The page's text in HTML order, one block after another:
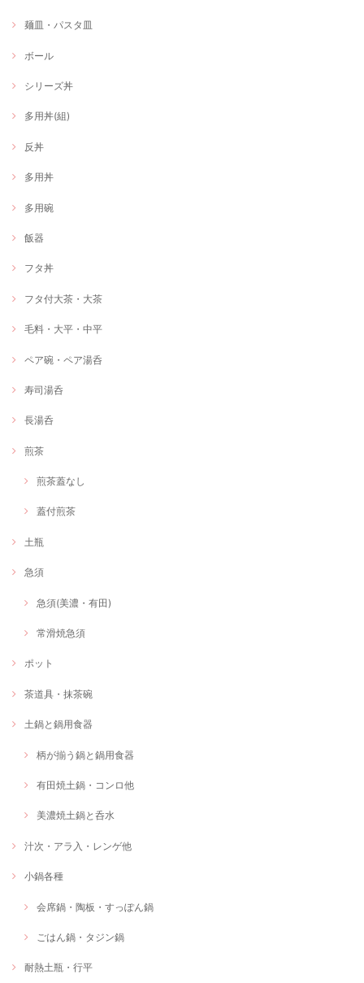
麺皿・パスタ皿
ボール
シリーズ丼
多用丼(組)
反丼
多用丼
多用碗
飯器
フタ丼
フタ付大茶・大茶
毛料・大平・中平
ペア碗・ペア湯呑
寿司湯呑
長湯呑
煎茶
煎茶蓋なし
蓋付煎茶
土瓶
急須
急須(美濃・有田)
常滑焼急須
ポット
茶道具・抹茶碗
土鍋と鍋用食器
柄が揃う鍋と鍋用食器
有田焼土鍋・コンロ他
美濃焼土鍋と呑水
汁次・アラ入・レンゲ他
小鍋各種
会席鍋・陶板・すっぽん鍋
ごはん鍋・タジン鍋
耐熱土瓶・行平